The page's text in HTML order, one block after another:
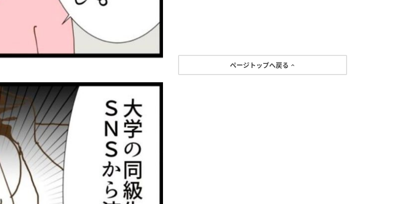
ページトップへ戻る